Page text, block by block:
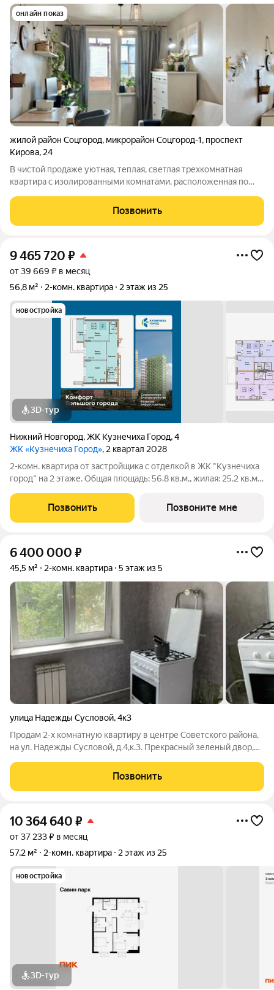
онлайн показ
жилой район Соцгород, микрорайон Соцгород-1, проспект
Кирова, 24
В чистой продаже уютная, теплая, светлая трехкомнатная
квартира с изолированными комнатами, расположенная по
площадь с учетом лоджии и балкона 62,6 кв.м. без учета 59,9 ,
жилая площадь 43,2
Позвонить
9 465 720 ₽
от 39 669 ₽ в месяц
56,8 м²
2-комн. квартира 2 этаж из 25
новостройка
3D-тур
Нижний Новгород,ЖК Кузнечиха Город,4
ЖК «Кузнечиха Город», 2 квартал 2028
2-комн. квартира от застройщика с отделкой в ЖК "Кузнечиха
город" на 2 этаже. Общая площадь: 56.8 кв.м., жилая: 25.2 кв.м.,
изолированные, все окна выходят на одну сторону. В квартире
один балкон,
Позвонить Позвоните мне
6 400 000 ₽
45,5 м² 2-комн. квартира 5 этаж из 5
улица Надежды Сусловой,4к3
Продам 2-х комнатную квартиру в центре Советского района,
на ул. Надежды Сусловой, д.4,к.3. Прекрасный зеленый двор,
магазинов, две школы, несколько детских шагов, отличная
транспортная
Позвонить
10 364 640 ₽
от 37 233 ₽ в месяц
57,2 м²
2-комн. квартира 2 этаж из 25
новостройка
3D-тур